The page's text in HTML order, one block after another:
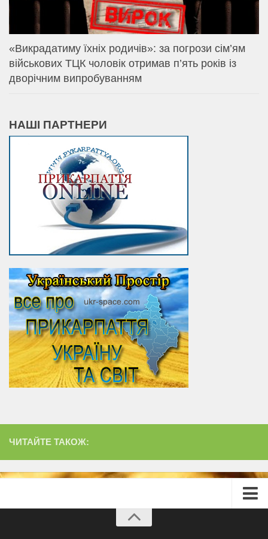
«Викрадатиму їхніх родичів»: за погрози сім’ям
військових ТЦК чоловік отримав п’ять років із
дворічним випробуванням
НАШІ ПАРТНЕРИ
ЧИТАЙТЕ ТАКОЖ: